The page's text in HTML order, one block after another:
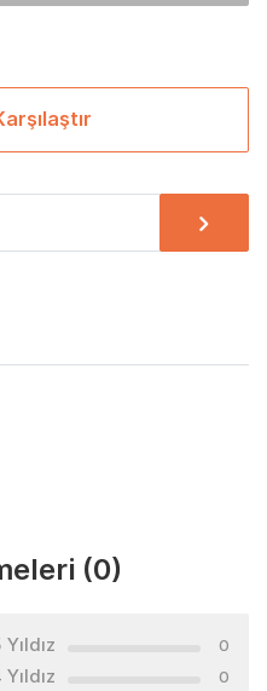
(0)
Yıldız 0
Yıldız 0